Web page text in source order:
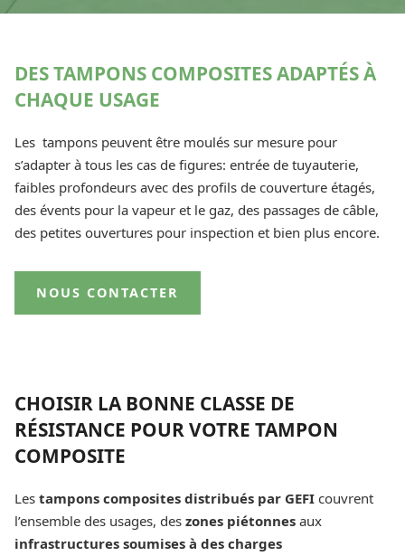
DES TAMPONS COMPOSITES ADAPTÉS À
CHAQUE USAGE
Les tampons peuvent être moulés sur mesure pour
s’adapter à tous les cas de figures: entrée de tuyauterie,
faibles profondeurs avec des profils de couverture étagés,
des évents pour la vapeur et le gaz, des passages de câble,
des petites ouvertures pour inspection et bien plus encore.
NOUS CONTACTER
CHOISIR LA BONNE CLASSE DE
RÉSISTANCE POUR VOTRE TAMPON
COMPOSITE
Les tampons composites distribués par GEFI couvrent
l’ensemble des usages, des zones piétonnes aux
infrastructures soumises à des charges